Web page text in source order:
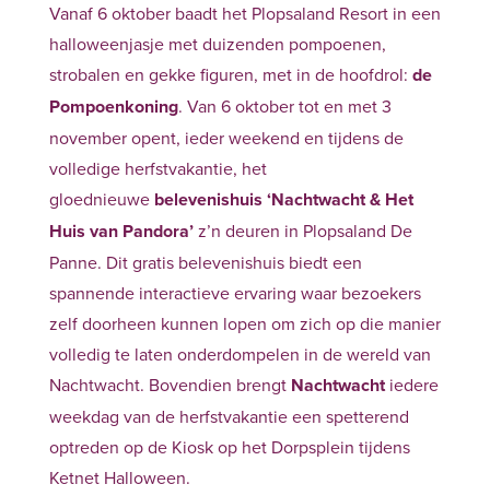
Vanaf 6 oktober baadt het Plopsaland Resort in een
halloweenjasje met duizenden pompoenen,
strobalen en gekke figuren, met in de hoofdrol: de
Pompoenkoning. Van 6 oktober tot en met 3
november opent, ieder weekend en tijdens de
volledige herfstvakantie, het
gloednieuwe belevenishuis ‘Nachtwacht & Het
Huis van Pandora’z’n deuren in Plopsaland De
Panne. Dit gratis belevenishuis biedt een
spannende interactieve ervaring waar bezoekers
zelf doorheen kunnen lopen om zich op die manier
volledig te laten onderdompelen in de wereld van
Nachtwacht. Bovendien brengt Nachtwachtiedere
weekdag van de herfstvakantie een spetterend
optreden op de Kiosk op het Dorpsplein tijdens
Ketnet Halloween.